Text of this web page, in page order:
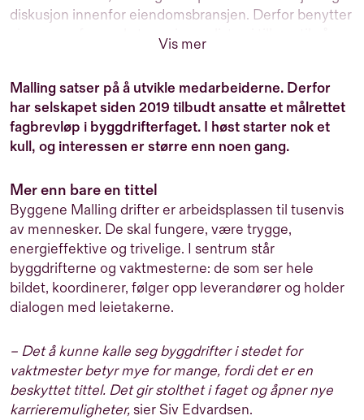
diskusjon innenfor eiendomsbransjen. Derfor benytter
vi oss av erfarne eksterne journalister, i tillegg til våre
interne eksperter, til å produsere informativt,
interessert i eiendom. Vårt mål er å gi deg innsikt og
perspektiver som hjelper deg i dine beslutninger.
Vis mer
Malling satser på å utvikle medarbeiderne. Derfor
har selskapet siden 2019 tilbudt ansatte et målrettet
fagbrevløp i byggdrifterfaget. I høst starter nok et
kull, og interessen er større enn noen gang.
Mer enn bare en tittel
Byggene Malling drifter er arbeidsplassen til tusenvis
av mennesker. De skal fungere, være trygge,
energieffektive og trivelige. I sentrum står
byggdrifterne og vaktmesterne: de som ser hele
bildet, koordinerer, følger opp leverandører og holder
dialogen med leietakerne.
– Det å kunne kalle seg byggdrifter i stedet for
vaktmester betyr mye for mange, fordi det er en
beskyttet tittel. Det gir stolthet i faget og åpner nye
karrieremuligheter,sier Siv Edvardsen.